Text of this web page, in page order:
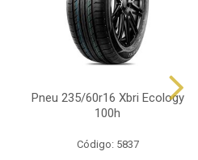
Pneu 235/60r16 Xbri Ecology
100h
Código: 5837